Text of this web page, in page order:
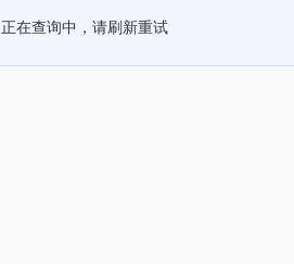
正在查询中，请刷新重试